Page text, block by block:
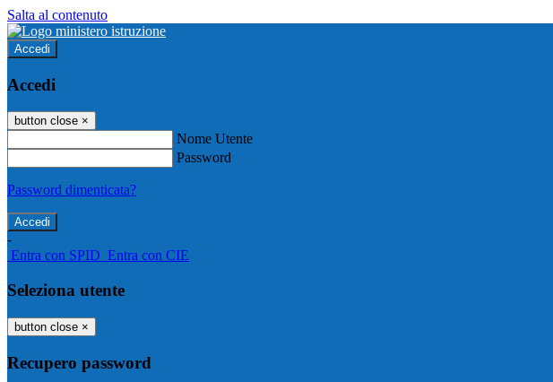
Salta al contenuto
Accedi
Accedi
button close ×
Nome Utente
Password
Password dimenticata?
-
Entra con SPID Entra con CIE
Seleziona utente
button close ×
Recupero password